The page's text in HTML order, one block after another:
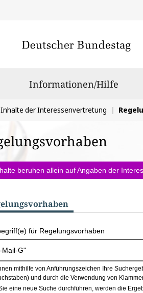
Informationen/Hilfe
Inhalte der Interessenvertretung
beruhen allein auf Angaben der
für Regelungsvorhaben
mithilfe von Anführungszeichen Ihre
und durch die Verwendung von
eine neue Suche durchführen, werden die